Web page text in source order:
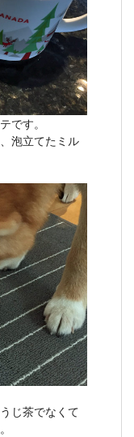
です。
泡立てたミル
じ茶でなくて